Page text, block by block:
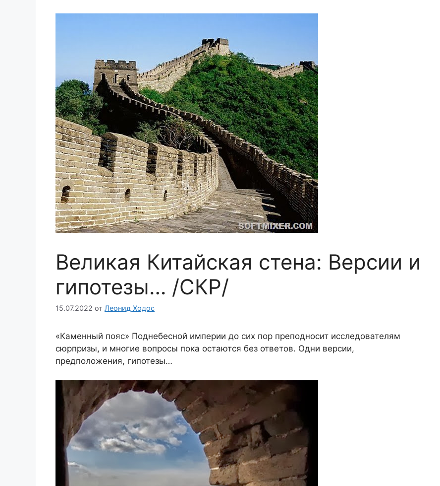
Великая Китайская стена: Версии и
гипотезы… /СКР/
15.07.2022 от Леонид Ходос
«Каменный пояс» Поднебесной империи до сих пор преподносит исследователям
сюрпризы, и многие вопросы пока остаются без ответов. Одни версии,
предположения, гипотезы…